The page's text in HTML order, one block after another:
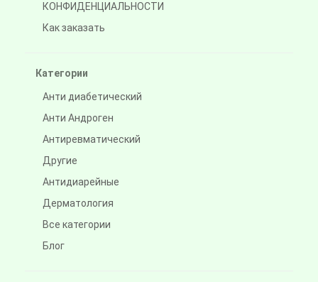
КОНФИДЕНЦИАЛЬНОСТИ
Как заказать
Категории
Анти диабетический
Анти Андроген
Антиревматический
Другие
Антидиарейные
Дерматология
Все категории
Блог